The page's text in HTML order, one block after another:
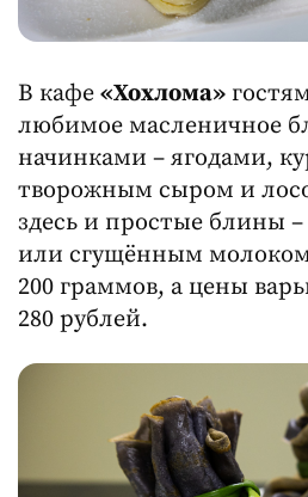
В кафе «Хохлома»
любимое масленичное
начинками – ягодами,
творожным сыром и
здесь и простые блины
или сгущённым
200 граммов, а цены
280 рублей.